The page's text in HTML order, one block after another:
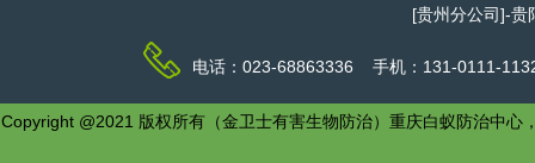
[贵州分公司]-贵
电话：023-68863336 手机：131-0111-
Copyright @2021 版权所有（金卫士有害生物防治）重庆白蚁防治中